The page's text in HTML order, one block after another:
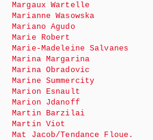
Margaux Wartelle
Marianne Wasowska
Mariano Agudo
Marie Robert
Marie-Madeleine Salvanes
Marina Margarina
Marina Obradovic
Marine Summercity
Marion Esnault
Marion Jdanoff
Martin Barzilai
Martin Viot
Mat Jacob/Tendance Floue.